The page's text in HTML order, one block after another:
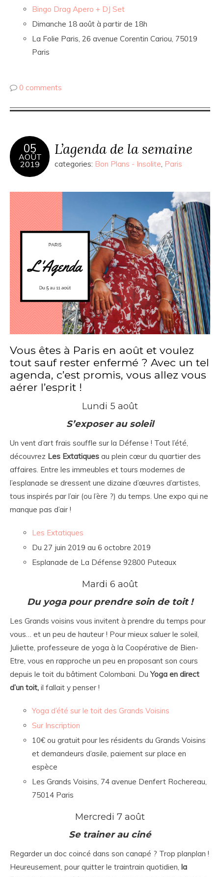
Bingo Drag Apero + DJ Set
Dimanche 18 août à partir de 18h
La Folie Paris, 26 avenue Corentin Cariou, 75019
Paris
0 comments
05
AOÛT
2019
L’agenda de la semaine
categories: Bon Plans - Insolite Paris
Vous êtes à Paris en août et voulez
tout sauf rester enfermé ? Avec un tel
agenda, c’est promis, vous allez vous
aérer l’esprit !
Lundi 5 août
S’exposer au soleil
Un vent d’art frais souffle sur la Défense ! Tout l’été,
découvrez Les Extatiques au plein cœur du quartier des
affaires. Entre les immeubles et tours modernes de
l’esplanade se dressent une dizaine d’œuvres d’artistes,
tous inspirés par l’air (ou l’ère ?) du temps. Une expo qui ne
manque pas d’air !
Les Extatiques
Du 27 juin 2019 au 6 octobre 2019
Esplanade de La Défense 92800 Puteaux
Mardi 6 août
Du yoga pour prendre soin de toit !
Les Grands voisins vous invitent à prendre du temps pour
vous… et un peu de hauteur ! Pour mieux saluer le soleil,
Juliette, professeure de yoga à la Coopérative de Bien-
Etre, vous en rapproche un peu en proposant son cours
depuis le toit du bâtiment Colombani. DuYoga en direct
d’un toit, il fallait y penser !
Yoga d’été sur le toit des Grands Voisins
Sur Inscription
10€ ou gratuit pour les résidents du Grands Voisins
et demandeurs d’asile, paiement sur place en
espèce
Les Grands Voisins, 74 avenue Denfert Rochereau,
75014 Paris
Mercredi 7 août
Se trainer au ciné
Regarder un doc coincé dans son canapé ? Trop planplan !
Heureusement, pour quitter le traintrain quotidien, la